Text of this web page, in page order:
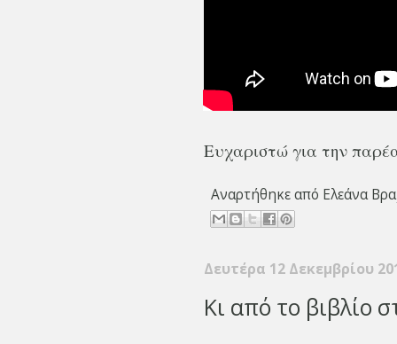
Ευχαριστώ για την
Αναρτήθηκε από Ελεάνα
Δευτέρα 12 Δεκεμβρίου
Κι από το βιβλίο